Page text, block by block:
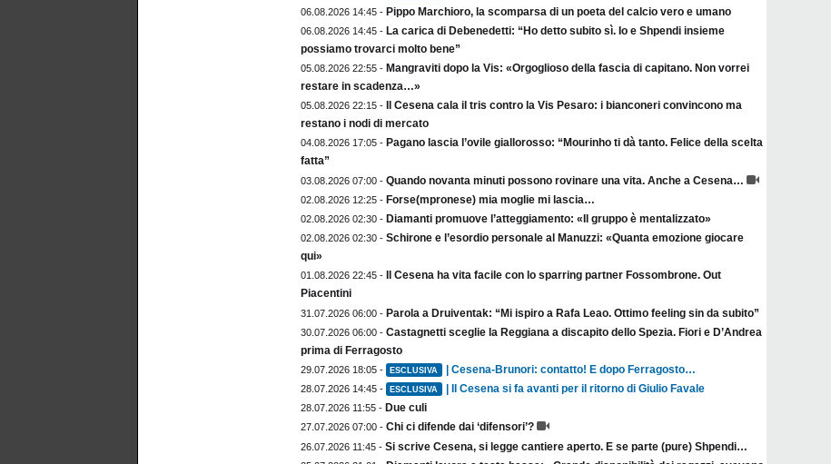
06.08.2026 14:45 - Pippo Marchioro, la scomparsa di un poeta del calcio vero e umano
06.08.2026 14:45 - La carica di Debenedetti: “Ho detto subito sì. Io e Shpendi insieme
possiamo trovarci molto bene”
05.08.2026 22:55 - Mangraviti dopo la Vis: «Orgoglioso della fascia di capitano. Non vorrei
restare in scadenza…»
05.08.2026 22:15 -
Il Cesena cala il tris contro la Vis Pesaro: i bianconeri convincono ma
restano i nodi di mercato
04.08.2026 17:05 - Pagano lascia l’ovile giallorosso: “Mourinho ti dà tanto. Felice della scelta
fatta”
03.08.2026 07:00 - Quando novanta minuti possono rovinare una vita. Anche a Cesena…
02.08.2026 12:25 - Forse(mpronese) mia moglie mi lascia…
02.08.2026 02:30 - Diamanti promuove l’atteggiamento: «Il gruppo è mentalizzato»
02.08.2026 02:30 - Schirone e l’esordio personale al Manuzzi: «Quanta emozione giocare
qui»
01.08.2026 22:45 -
Il Cesena ha vita facile con lo sparring partner Fossombrone. Out
Piacentini
31.07.2026 06:00 - Parola a Druiventak: “Mi ispiro a Rafa Leao. Ottimo feeling sin da subito”
30.07.2026 06:00 - Castagnetti sceglie la Reggiana a discapito dello Spezia. Fiori e D’Andrea
prima di Ferragosto
29.07.2026 18:05 - ESCLUSIVA | Cesena-Brunori: contatto! E dopo Ferragosto…
28.07.2026 14:45 - ESCLUSIVA | Il Cesena si fa avanti per il ritorno di Giulio Favale
28.07.2026 11:55 - Due culi
27.07.2026 07:00 - Chi ci difende dai ‘difensori’?
26.07.2026 11:45 - Si scrive Cesena, si legge cantiere aperto. E se parte (pure) Shpendi…